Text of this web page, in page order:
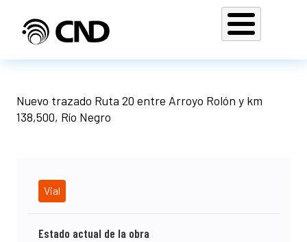
Nuevo trazado Ruta 20 entre Arroyo Rolón y km
138,500, Río Negro
Vial
Estado actual de la obra